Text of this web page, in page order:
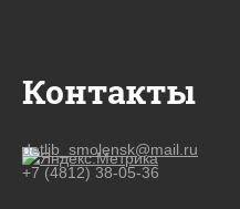
Контакты
detlib_smolensk@mail.ru
+7 (4812) 38-05-36